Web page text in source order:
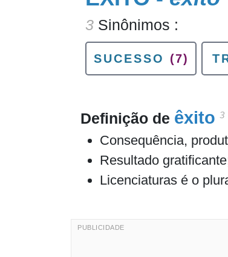
3 Sinônimos :
SUCESSO (7)
Definição de êxito 3
Consequência,
Resultado
Licenciaturas é o